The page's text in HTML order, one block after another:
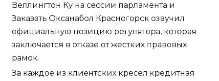
Веллингтон Ку на сессии парламента и
Заказать Оксанабол Красногорск озвучил
официальную позицию регулятора, которая
заключается в отказе от жестких правовых
рамок.
За каждое из клиентских кресел кредитная